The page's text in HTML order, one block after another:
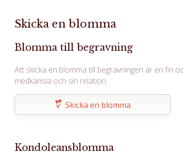
Skicka en blomma
Blomma till begravning
Att skicka en blomma till begravningen är en fin
medkänsla och sin relation.
Skicka en blomma
Kondoleansblomma